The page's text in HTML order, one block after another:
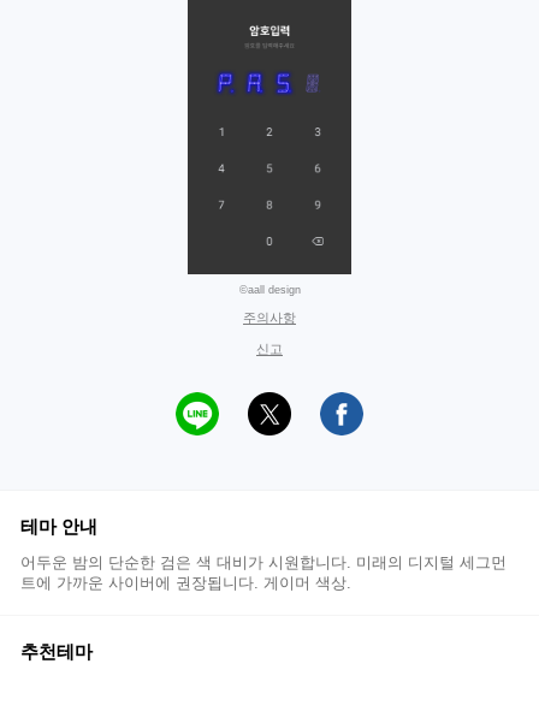
©aall design
주의사항
신고
테마 안내
어두운 밤의 단순한 검은 색 대비가 시원합니다. 미래의 디지털 세그먼
트에 가까운 사이버에 권장됩니다. 게이머 색상.
추천테마